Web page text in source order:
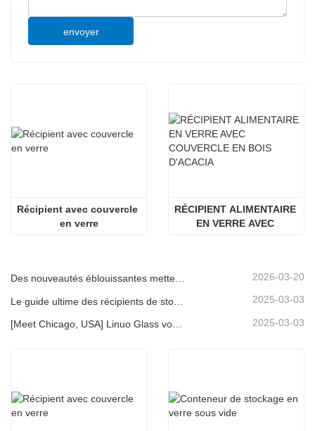
envoyer
Récipient avec couvercle
en verre
RÉCIPIENT ALIMENTAIRE
EN VERRE AVEC
Des nouveautés éblouissantes mettent en lumière la force de Linuo | Le verre spécial Linuo fait ses débuts à Ambiente Frankfurt 2026-03-20
2025-03-03
2025-03-03